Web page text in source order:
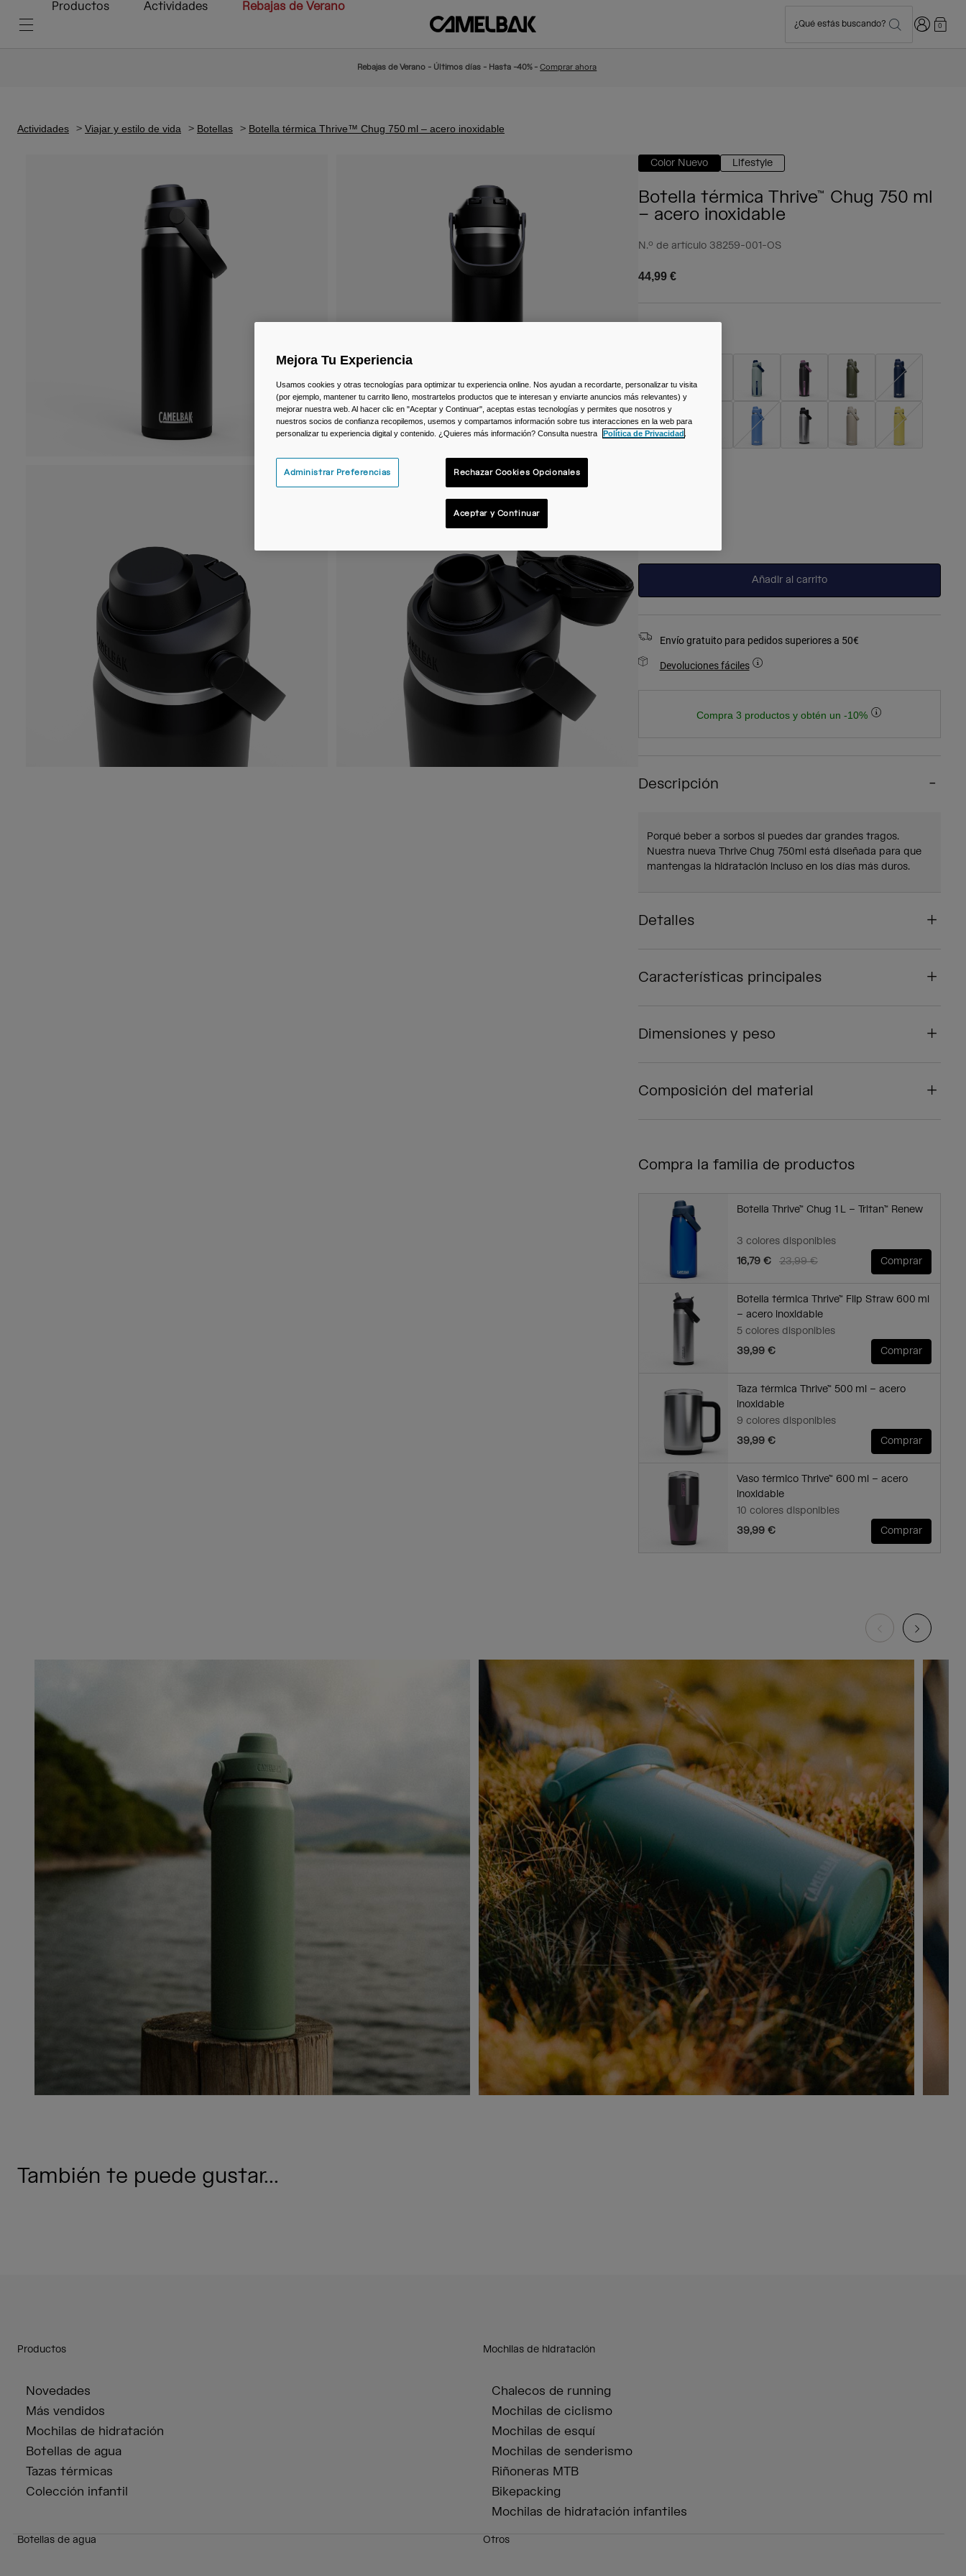
Productos Actividades Rebajas de Verano
¿Qué estás buscando? Iniciar0
Rebajas de Verano - Últimos días - Hasta -40% -Comprar ahora
Actividades Viajar y estilo de vida Botellas Botella térmica Thrive™ Chug 750 ml – acero inoxidable
Color Nuevo Lifestyle
Botella térmica Thrive™ Chug 750 ml
– acero inoxidable
N.º de artículo 38259-001-OS
44,99 €
seleccionado
seleccionado
Añadir al carrito
Envío gratuito para pedidos superiores a 50€
Devoluciones fáciles
Compra 3 productos y obtén un -10%
Descripción
Porqué beber a sorbos si puedes dar grandes tragos.
Nuestra nueva Thrive Chug 750ml está diseñada para que
mantengas la hidratación incluso en los días más duros.
Detalles
Características principales
Dimensiones y peso
Composición del material
Compra la familia de productos
Botella Thrive™ Chug 1 L – Tritan™ Renew
3 colores disponibles
Price reduced from
23,99 €to
16,79 € Comprar
Botella térmica Thrive™ Flip Straw 600 ml
– acero inoxidable
5 colores disponibles
39,99 €
Comprar
Taza térmica Thrive™ 500 ml – acero
inoxidable
9 colores disponibles
39,99 €
Comprar
Vaso térmico Thrive™ 600 ml – acero
inoxidable
10 colores disponibles
39,99 €
Comprar
También te puede gustar...
Productos
Novedades
Más vendidos
Mochilas de hidratación
Botellas de agua
Tazas térmicas
Colección infantil
Mochilas de hidratación
Chalecos de running
Mochilas de ciclismo
Mochilas de esquí
Mochilas de senderismo
Riñoneras MTB
Bikepacking
Mochilas de hidratación infantiles
Botellas de agua Otros
Mejora Tu Experiencia
Usamos cookies y otras tecnologías para optimizar tu experiencia online. Nos ayudan a recordarte, personalizar tu visita
(por ejemplo, mantener tu carrito lleno, mostrartelos productos que te interesan y enviarte anuncios más relevantes) y
mejorar nuestra web. Al hacer clic en "Aceptar y Continuar", aceptas estas tecnologías y permites que nosotros y
nuestros socios de confianza recopilemos, usemos y compartamos información sobre tus interacciones en la web para
personalizar tu experiencia digital y contenido. ¿Quieres más información? Consulta nuestra
Política de Privacidad
Administrar Preferencias Rechazar Cookies Opcionales
Aceptar y Continuar